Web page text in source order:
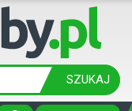
SZUKAJ